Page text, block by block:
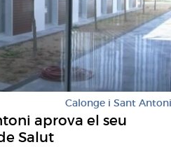
Calonge i Sant Antoni
aprova el seu
Salut